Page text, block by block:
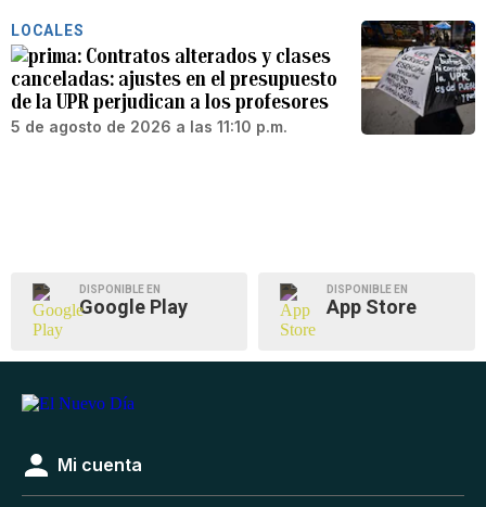
LOCALES
Contratos alterados y clases
canceladas: ajustes en el presupuesto
de la UPR perjudican a los profesores
5 de agosto de 2026 a las 11:10 p.m.
DISPONIBLE EN
Google Play
DISPONIBLE EN
App Store
Mi cuenta